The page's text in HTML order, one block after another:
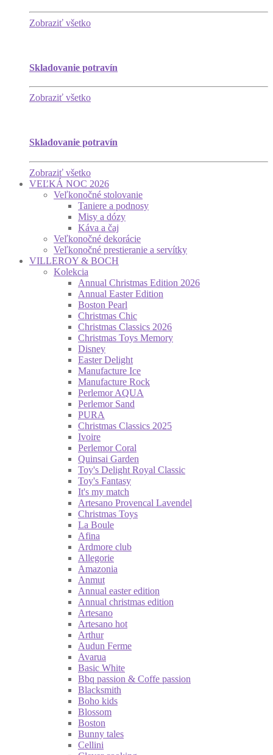
Zobraziť všetko
Skladovanie potravín
Zobraziť všetko
Skladovanie potravín
Zobraziť všetko
VEĽKÁ NOC 2026
Veľkonočné stolovanie
Taniere a podnosy
Misy a dózy
Káva a čaj
Veľkonočné dekorácie
Veľkonočné prestieranie a servítky
VILLEROY & BOCH
Kolekcia
Annual Christmas Edition 2026
Annual Easter Edition
Boston Pearl
Christmas Chic
Christmas Classics 2026
Christmas Toys Memory
Disney
Easter Delight
Manufacture Ice
Manufacture Rock
Perlemor AQUA
Perlemor Sand
PURA
Christmas Classics 2025
Ivoire
Perlemor Coral
Quinsai Garden
Toy's Delight Royal Classic
Toy's Fantasy
It's my match
Artesano Provencal Lavendel
Christmas Toys
La Boule
Afina
Ardmore club
Allegorie
Amazonia
Anmut
Annual easter edition
Annual christmas edition
Artesano
Artesano hot
Arthur
Audun Ferme
Avarua
Basic White
Bbq passion & Coffe passion
Blacksmith
Boho kids
Blossom
Boston
Bunny tales
Cellini